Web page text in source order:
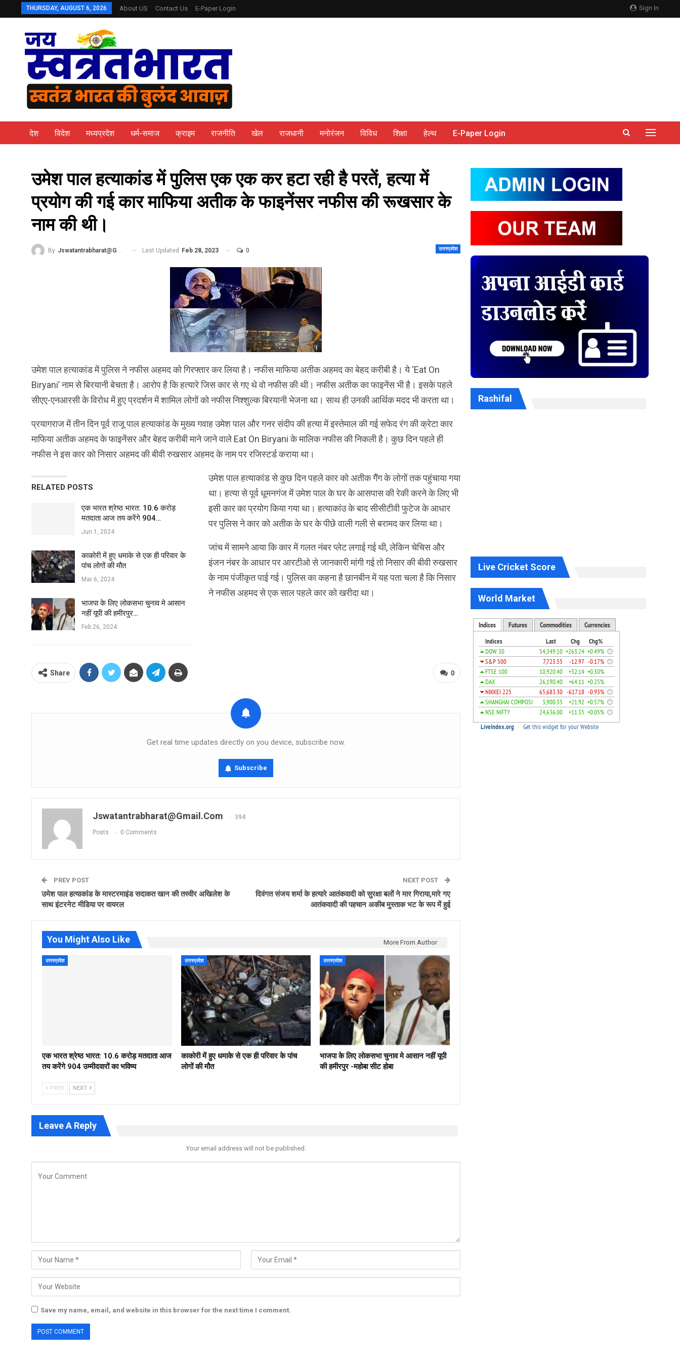
Sign In
THURSDAY, AUGUST 6, 2026 About US Contact Us E-Paper Login
देश विदेश मध्यप्रदेश धर्म-समाज क्राइम राजनीति खेल राजधानी मनोरंजन विविध शिक्षा हेल्थ E-Paper Login
उमेश पाल हत्‍याकांड में पुल‍िस एक एक कर हटा रही है परतें, हत्‍या में
प्रयोग क‍ी गई कार माफ‍िया अतीक के फाइनेंसर नफीस की रूखसार के
नाम की थी।
उत्तरप्रदेश
By Jswatantrabharat@gmail.com Last Updated Feb 28, 2023 0
उमेश पाल हत्याकांड में पुलिस ने नफीस अहमद को गिरफ्तार कर लिया है। नफीस माफिया अतीक अहमद का बेहद करीबी है। ये ‘Eat On
Biryani’ नाम से बिरयानी बेचता है। आरोप है कि हत्यारे जिस कार से गए थे वो नफीस की थी। नफीस अतीक का फाइनेंस भी है। इसके पहले
सीएए-एनआरसी के विरोध में हुए प्रदर्शन में शामिल लोगों को नफीस निश्शुल्क बिरयानी भेजना था। साथ ही उनकी आर्थिक मदद भी करता था।
प्रयागराज में तीन द‍िन पूर्व राजू पाल हत्‍याकांड के मुख्‍य गवाह उमेश पाल और गनर संदीप की हत्या में इस्तेमाल की गई सफेद रंग की क्रेटा कार
माफ‍िया अतीक अहमद के फाइनेंसर और बेहद करीबी माने जाने वाले Eat On Biryani के माल‍िक नफीस की न‍िकली है। कुछ द‍िन पहले ही
नफीस ने इस कार को निसार अहमद की बीवी रुखसार अहमद के नाम पर रजिस्टर्ड कराया था।
RELATED POSTS
एक भारत श्रेष्ठ भारत: 10.6 करोड़
मतदाता आज तय करेंगे 904…
Jun 1, 2024
काकोरी में हुए धमाके से एक ही परिवार के
पांच लोगों की मौत
Mar 6, 2024
भाजपा के लिए लोकसभा चुनाव मे आसान
नहीं यूपी की हमीरपुर…
Feb 26, 2024
उमेश पाल हत्‍याकांड से कुछ दिन पहले कार को अतीक गैंग के लोगों तक पहुंचाया गया
था। हत्‍या से पूर्व धूमनगंज में उमेश पाल के घर के आसपास की रेकी करने के ल‍िए भी
इसी कार का प्रयोग क‍िया गया था। हत्याकांउ के बाद सीसीटीवी फुटेज के आधार
पर पुलिस ने कार को अतीक के घर के पीछे वाली गली से बरामद कर लिया था।
जांच में सामने आया कि कार में गलत नंबर प्लेट लगाई गई थी, लेकिन चेचिस और
इंजन नंबर के आधार पर आरटीओ से जानकारी मांगी गई तो निसार की बीवी रुखसार
के नाम पंजीकृत पाई गई। पुलिस का कहना है छानबीन में यह पता चला है कि निसार
ने नफीस अहमद से एक साल पहले कार को खरीदा था।
0
Share
Get real time updates directly on you device, subscribe now.
Subscribe
Jswatantrabharat@gmail.com 394
Posts 0 Comments
PREV POST
उमेश पाल हत्‍याकांड के मास्‍टरमाइंड सदाकत खान की तस्‍वीर अख‍िलेश के
साथ इंटरनेट मीड‍िया पर वायरल
NEXT POST
दिवंगत संजय शर्मा के हत्यारे आतंकवादी को सुरक्षा बलों ने मार गिराया,मारे गए
आतंकवादी की पहचान अकीब मुस्ताक भट के रूप में हुई
You Might Also Like More From Author
उत्तरप्रदेश
एक भारत श्रेष्ठ भारत: 10.6 करोड़ मतदाता आज
तय करेंगे 904 उम्मीदवारों का भविष्य
उत्तरप्रदेश
काकोरी में हुए धमाके से एक ही परिवार के पांच
लोगों की मौत
उत्तरप्रदेश
भाजपा के लिए लोकसभा चुनाव मे आसान नहीं यूपी
की हमीरपुर -महोबा सीट होबा
PREV NEXT
Leave A Reply
Your email address will not be published.
Save my name, email, and website in this browser for the next time I comment.
Rashifal
Live Cricket Score
World Market